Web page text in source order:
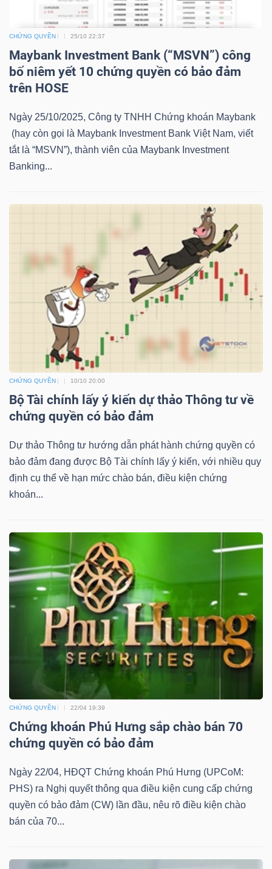
CHỨNG QUYỀN 25/10 22:37
Maybank Investment Bank (“MSVN”) công
bố niêm yết 10 chứng quyền có bảo đảm
trên HOSE
Ngày 25/10/2025, Công ty TNHH Chứng khoán Maybank
(hay còn gọi là Maybank Investment Bank Việt Nam, viết
tắt là “MSVN”), thành viên của Maybank Investment
Banking...
CHỨNG QUYỀN 10/10 20:00
Bộ Tài chính lấy ý kiến dự thảo Thông tư về
chứng quyền có bảo đảm
Dự thảo Thông tư hướng dẫn phát hành chứng quyền có
bảo đảm đang được Bộ Tài chính lấy ý kiến, với nhiều quy
định cụ thể về hạn mức chào bán, điều kiện chứng
khoán...
CHỨNG QUYỀN 22/04 19:39
Chứng khoán Phú Hưng sắp chào bán 70
chứng quyền có bảo đảm
Ngày 22/04, HĐQT Chứng khoán Phú Hưng (UPCoM:
PHS) ra Nghị quyết thông qua điều kiện cung cấp chứng
quyền có bảo đảm (CW) lần đầu, nêu rõ điều kiện chào
bán của 70...
TIÊU
THIẾT
YẾU
CHĂM
SÓC
KHỎE
TÀI
CHÍNH
DỊCH
TRUYỀN
THÔNG
TIỆN
BẤT
SẢN